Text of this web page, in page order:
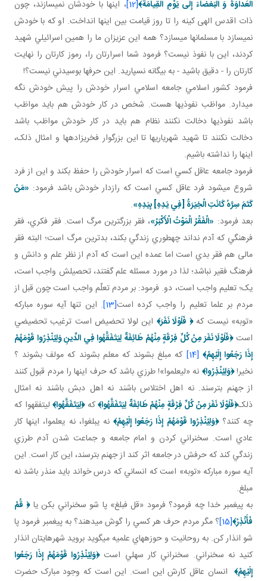
الْعَداوَةَ وَ الْبَغْضاءَ إِلى‏ يَوْمِ الْقِيامَة﴾[12]
، اينها با خودشان نمي سازند، چون
ذات اقدس الهی کينه را تا روز قيامت بين اينها انداخت. او که با خودش
نمي سازد با مسلمان ها مي سازد؟ همه اين عزيزان ما را همين اسرائيلي شهيد
کردند، اين با نفوذ نيست؟ فرمود شما اسرارتان را، رموز کارتان را نهايت
کارتان را - دقيق باشيد - به بيگانه نسپاريد. اين حرف ها بوسيدني نيست؟!
فرمود کشور اسلامي جامعه اسلامي اسرار خودش را پيش خودش نگه
مي دارد. مواظب نفوذي ها هست. شخص در کار خودش هم بايد مواظب
باشد نفوذي ها دخالت نکنند نظام هم بايد در کار خودش مواظب باشد
دخالت نکنند تا شهيد شهرياري ها تا اين بزرگوار فخري زاده ها و امثال ذلک،
اينها را نداشته باشيم.
فرمود جامعه عاقل کسي است که اسرار خودش را حفظ بکند و اين از فرد
شروع مي شود فرد عاقل کسي است که رازدار خودش باشد فرمود: «مَنْ
كَتَمَ سِرَّهُ كَانَتِ الْخِيَرَةُ [فِي يَدِهِ‏] بِيَدِهِ‏».
بعد فرمود: «الْفَقْرُ الْمَوْتُ الْأَكْبَرُ»، فقر بزرگ ترين مرگ است. فقر فکري، فقر
فرهنگي که آدم نداند چه طوري زندگي بکند، بدترين مرگ است؛ البته فقر
مالی هم فقر بدي است اما عمده اين است که آدم از نظر علم و دانش و
فرهنگ فقير نباشد؛ لذا در مورد مسئله علم گفتند، تحصيلش واجب است،
يک؛ تعليم واجب است، دو. فرمود: بر مردم تعلّم واجب است چون قبل از
مردم بر علما تعليم را واجب کرده است[13]
. اين تنها آيه سوره مبارکه
«توبه» نيست که﴿ فَلَوْلَا نَفَرَ﴾ اين لولا تحضيض است ترغيب تحضيضي
است﴿فَلَوْلَا نَفَرَ مِنْ كُلِّ فِرْقَةٍ مِنْهُمْ طَائِفَةٌ لِيَتَفَقَّهُوا فِي الدِّينِوَلِيُنْذِرُوا قَوْمَهُمْ
إِذَا رَجَعُوا إِلَيْهِمْ﴾ [14]
که مبلغ بشوند که معلم بشوند که مولف بشوند ؟
نخير!﴿وَلِيُنْذِرُوا﴾ نه «ليعلموا»! طرزي باشد که حرف اينها را مردم قبول کنند
از جهنم بترسند. نه اهل اختلاس باشند نه اهل دبش باشند نه امثال
ذلک﴿فَلَوْلَا نَفَرَ مِنْ كُلِّ فِرْقَةٍ مِنْهُمْ طَائِفَةٌ لِيَتَفَقَّهُوا﴾که﴿لِيَتَفَقَّهُوا﴾ليتفقهوا که
چه کنند؟﴿وَلِيُنْذِرُوا قَوْمَهُمْ إِذَا رَجَعُوا إِلَيْهِمْ﴾ نه يبلغوا، نه يعلموا، اينها کار
عادي است. سخنراني کردن و امام جامعه و جماعت شدن آدم طرزي
زندگي کند که حرفش در جامعه اثر کند از جهنم بترسند، اين کار است. اين
آيه سوره مبارکه «توبه» است که انساني که درس خواند بايد منذر باشد نه
مبلغ.
به پيغمبر خدا چه فرمود؟ فرمود «قل فبلغ» پا شو سخنراني بکن يا﴿ قُمْ
فَأَنْذِرْ﴾[15]
؟ مگر مردم حرف هر کسي را گوش مي دهند؟ به پيغمبر فرمود پا
شو انذار کن. به روحانيت و حوزه هاي علميه مي گويد برويد شهرهايتان انذار
کنيد نه سخنراني. سخنراني کار سهلي است﴿وَلِيُنْذِرُوا قَوْمَهُمْ إِذَا رَجَعُوا
إِلَيْهِمْ﴾ انسان عاقل کارش اين است. اين است که وجود مبارک حضرت